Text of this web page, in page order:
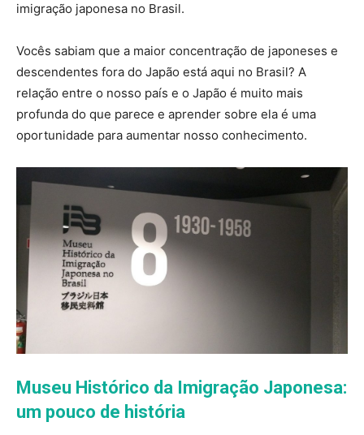
imigração japonesa no Brasil.
Vocês sabiam que a maior concentração de japoneses e
descendentes fora do Japão está aqui no Brasil? A
relação entre o nosso país e o Japão é muito mais
profunda do que parece e aprender sobre ela é uma
oportunidade para aumentar nosso conhecimento.
Museu Histórico da Imigração Japonesa:
um pouco de história